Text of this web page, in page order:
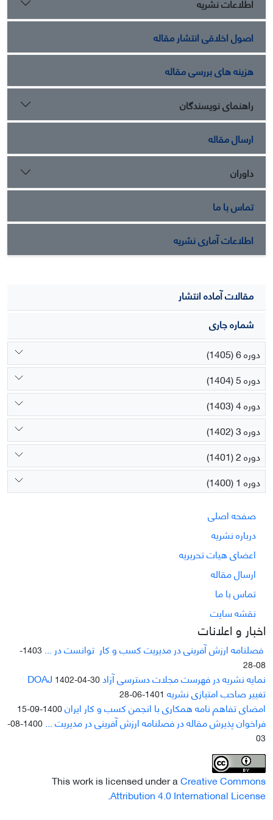
اصول اخلاقی انتشار مقاله
هزینه های بررسی مقاله
راهنمای نویسندگان
ارسال مقاله
داوران
تماس با ما
اطلاعات آماری نشریه
مقالات آماده انتشار
شماره جاری
دوره 6 (1405)
دوره 5 (1404)
دوره 4 (1403)
دوره 3 (1402)
دوره 2 (1401)
دوره 1 (1400)
صفحه اصلی
درباره نشریه
اعضای هیات تحریریه
ارسال مقاله
تماس با ما
نقشه سایت
اخبار و اعلانات
فصلنامه ارزش آفرینی در مدیریت کسب و کار توانست در ...
1403-
08-28
نمایه نشریه در فهرست مجلات دسترسی آزاد DOAJ1402-04-30
تغییر صاحب امتیازی نشریه 1401-06-28
امضای تفاهم نامه همکاری با انجمن کسب و کار ایران1400-09-15
فراخوان پذیرش مقاله در فصلنامه ارزش آفرینی در مدیریت ...
1400-08-
03
This work is licensed under aCreative Commons
Attribution 4.0 International License
.